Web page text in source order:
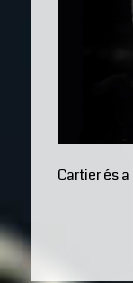
Cartier és